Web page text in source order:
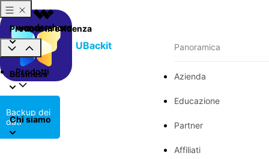
Prodotti in evidenza
Business
Panoramica
Azienda
Educazione
Partner
Affiliati
Chi siamo
UBackit
Prodotti
Backup dei
dati